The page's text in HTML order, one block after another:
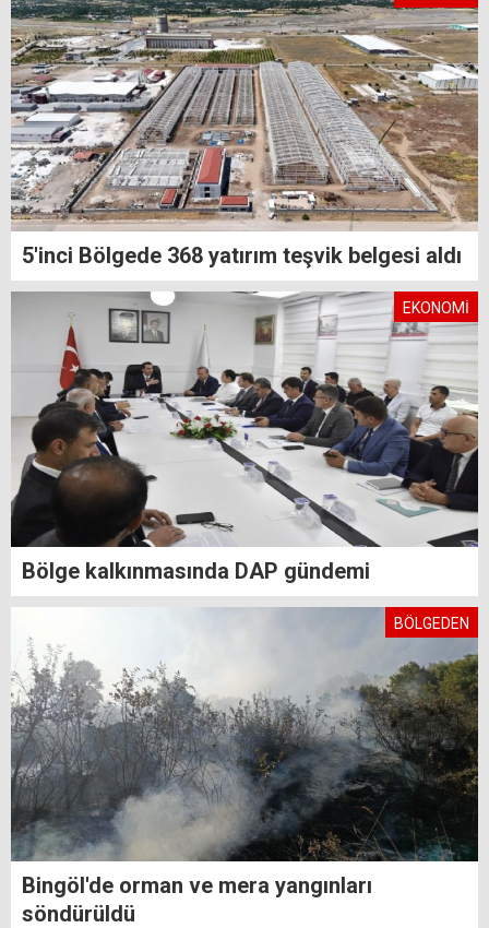
5'inci Bölgede 368 yatırım teşvik belgesi aldı
EKONOMİ
Bölge kalkınmasında DAP gündemi
BÖLGEDEN
Bingöl'de orman ve mera yangınları
söndürüldü